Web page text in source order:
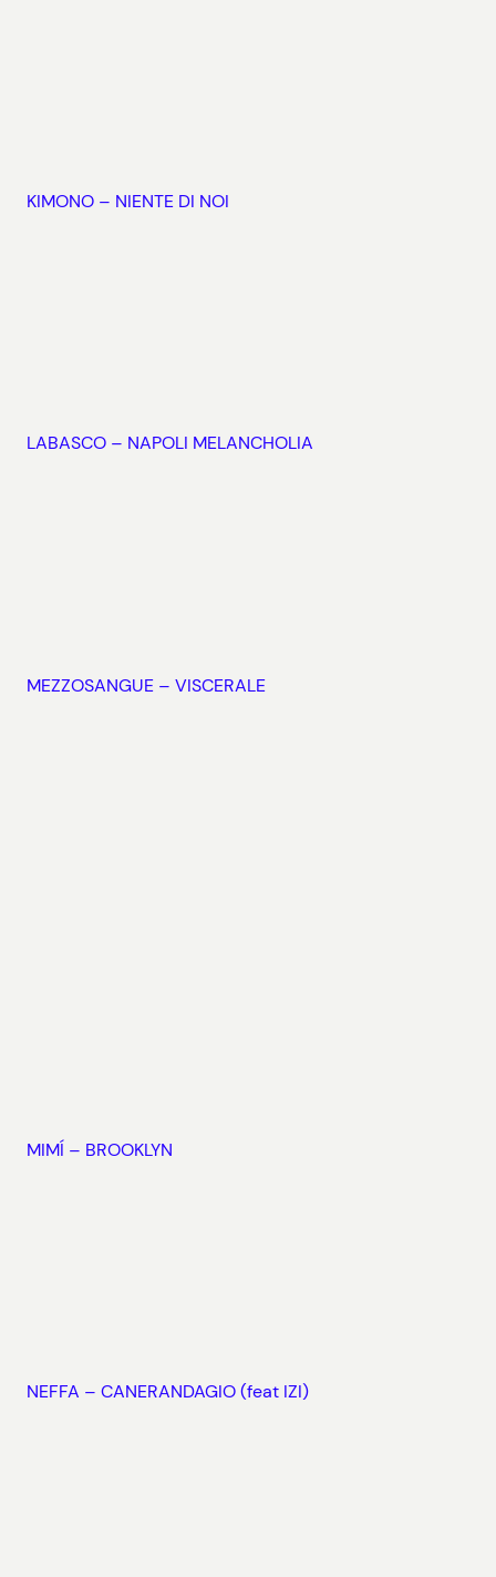
KIMONO – NIENTE DI NOI
LABASCO – NAPOLI MELANCHOLIA
MEZZOSANGUE – VISCERALE
MIMÍ – BROOKLYN
NEFFA – CANERANDAGIO (feat IZI)